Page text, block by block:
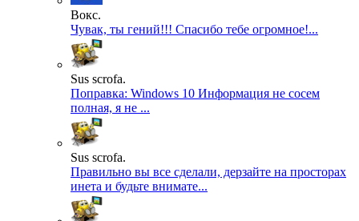
Вокс.
Чувак, ты гений!!! Спасибо тебе огромное!...
Sus scrofa.
Поправка: Windows 10 Информация не сосем
полная, я не ...
Sus scrofa.
Правильно вы все сделали, дерзайте на просторах
инета и будьте внимате...